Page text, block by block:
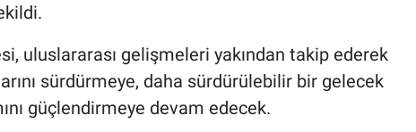
uluslararası gelişmeleri yakından takip ederek
sürdürmeye, daha sürdürülebilir bir gelecek
güçlendirmeye devam edecek.